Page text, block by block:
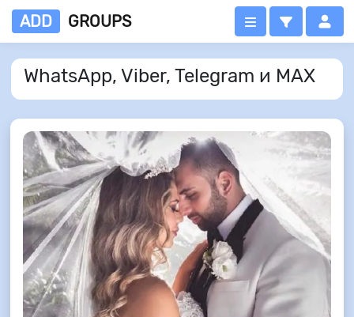
ADD GROUPS
WhatsApp, Viber, Telegram и MAX